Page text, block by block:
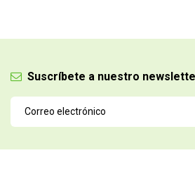
Suscríbete a nuestro